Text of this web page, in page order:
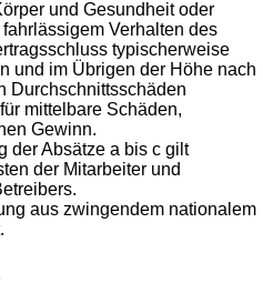
und Gesundheit oder
Verhalten des
typischerweise
und im Übrigen der Höhe nach
Durchschnittsschäden
mittelbare Schäden,
Gewinn.
der Absätze a bis c gilt
der Mitarbeiter und
aus zwingendem nationalem